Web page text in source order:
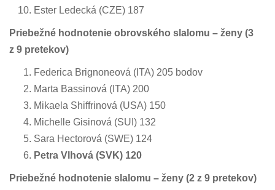
Ester Ledecká (CZE) 187
Priebežné hodnotenie obrovského slalomu – ženy (3
z 9 pretekov)
Federica Brignoneová (ITA) 205 bodov
Marta Bassinová (ITA) 200
Mikaela Shiffrinová (USA) 150
Michelle Gisinová (SUI) 132
Sara Hectorová (SWE) 124
Petra Vlhová (SVK) 120
Priebežné hodnotenie slalomu – ženy (2 z 9 pretekov)